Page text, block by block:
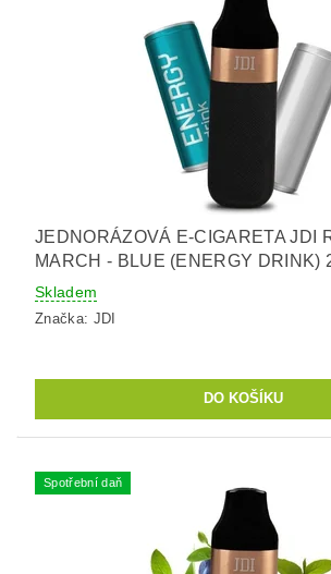
JEDNORÁZOVÁ E-CIGARETA JDI
MARCH - BLUE (ENERGY DRINK)
Skladem
Značka: JDI
Spotřební daň